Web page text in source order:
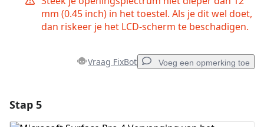
mm (0.45 inch) in het toestel. Als je dit wel doet,
dan riskeer je het LCD-scherm te beschadigen.
Vraag FixBot Voeg een opmerking toe
Stap 5